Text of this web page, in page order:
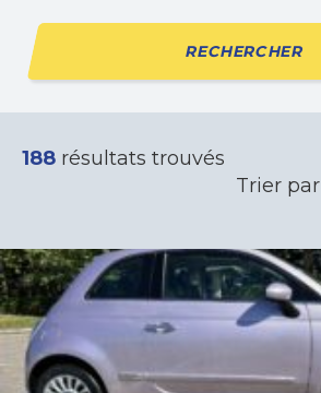
RECHERCHER
188 résultats trouvés
Trier par